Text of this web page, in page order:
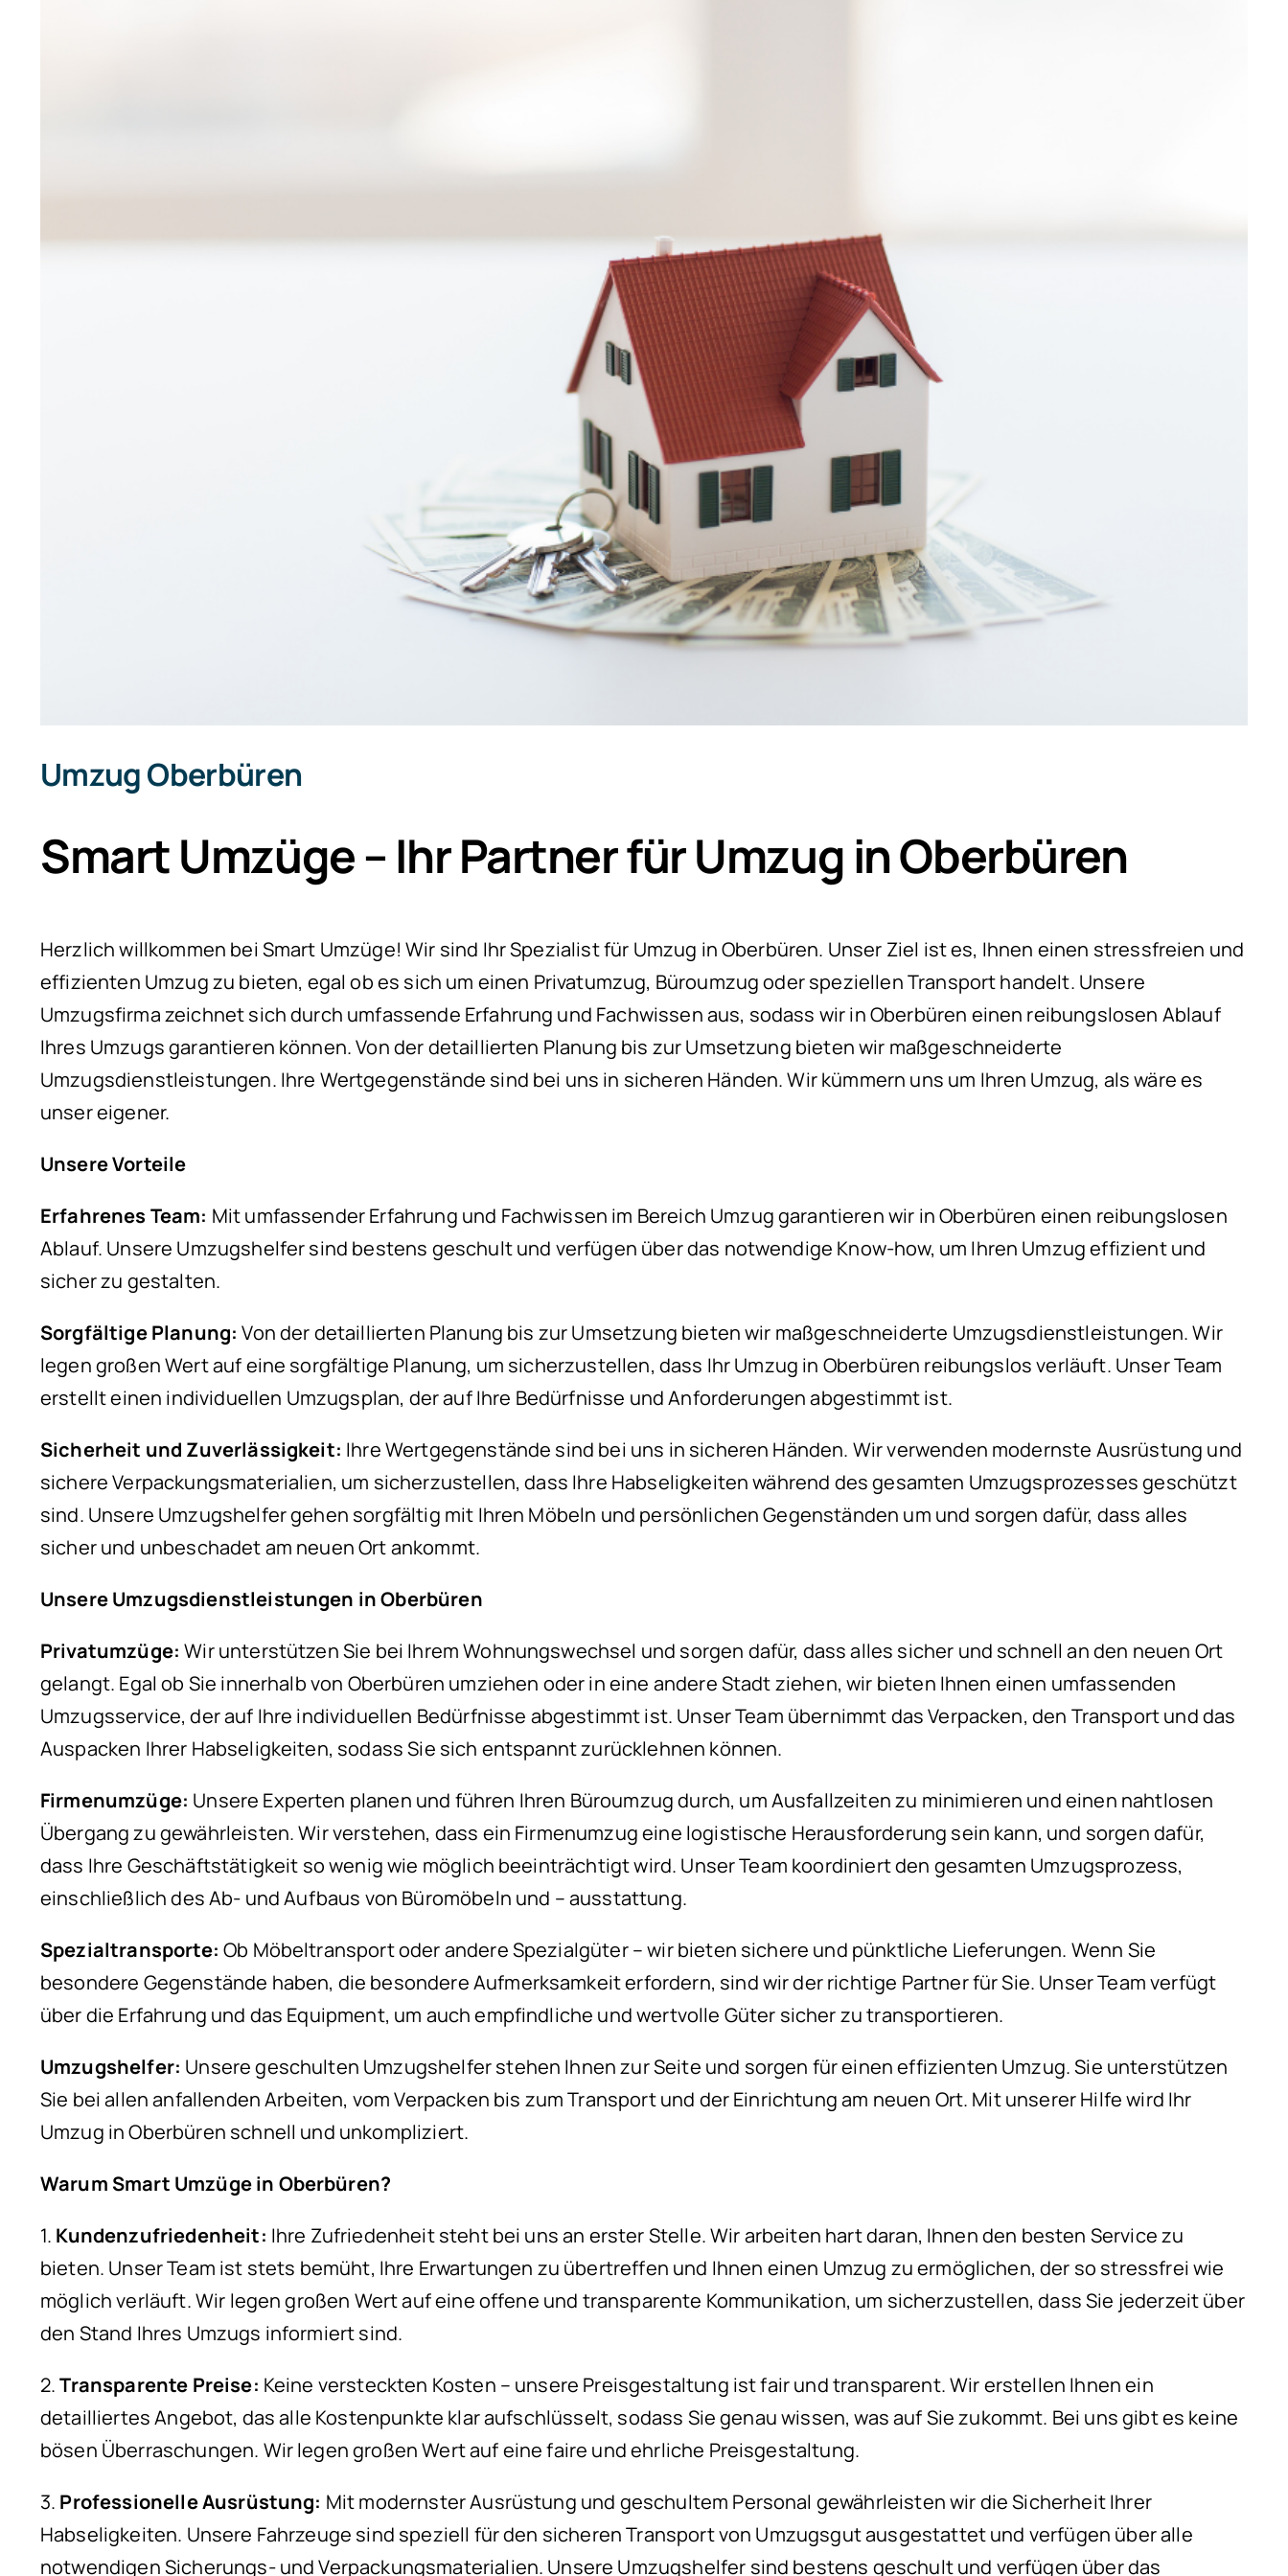
Umzug Oberbüren
Smart Umzüge – Ihr Partner für Umzug in Oberbüren
Herzlich willkommen bei Smart Umzüge! Wir sind Ihr Spezialist für Umzug in Oberbüren. Unser Ziel ist es, Ihnen einen stressfreien und
effizienten Umzug zu bieten, egal ob es sich um einen Privatumzug, Büroumzug oder speziellen Transport handelt. Unsere
Umzugsfirma zeichnet sich durch umfassende Erfahrung und Fachwissen aus, sodass wir in Oberbüren einen reibungslosen Ablauf
Ihres Umzugs garantieren können. Von der detaillierten Planung bis zur Umsetzung bieten wir maßgeschneiderte
Umzugsdienstleistungen. Ihre Wertgegenstände sind bei uns in sicheren Händen. Wir kümmern uns um Ihren Umzug, als wäre es
unser eigener.
Unsere Vorteile
Erfahrenes Team: Mit umfassender Erfahrung und Fachwissen im Bereich Umzug garantieren wir in Oberbüren einen reibungslosen
Ablauf. Unsere Umzugshelfer sind bestens geschult und verfügen über das notwendige Know-how, um Ihren Umzug effizient und
sicher zu gestalten.
Sorgfältige Planung: Von der detaillierten Planung bis zur Umsetzung bieten wir maßgeschneiderte Umzugsdienstleistungen. Wir
legen großen Wert auf eine sorgfältige Planung, um sicherzustellen, dass Ihr Umzug in Oberbüren reibungslos verläuft. Unser Team
erstellt einen individuellen Umzugsplan, der auf Ihre Bedürfnisse und Anforderungen abgestimmt ist.
Sicherheit und Zuverlässigkeit: Ihre Wertgegenstände sind bei uns in sicheren Händen. Wir verwenden modernste Ausrüstung und
sichere Verpackungsmaterialien, um sicherzustellen, dass Ihre Habseligkeiten während des gesamten Umzugsprozesses geschützt
sind. Unsere Umzugshelfer gehen sorgfältig mit Ihren Möbeln und persönlichen Gegenständen um und sorgen dafür, dass alles
sicher und unbeschadet am neuen Ort ankommt.
Unsere Umzugsdienstleistungen in Oberbüren
Privatumzüge: Wir unterstützen Sie bei Ihrem Wohnungswechsel und sorgen dafür, dass alles sicher und schnell an den neuen Ort
gelangt. Egal ob Sie innerhalb von Oberbüren umziehen oder in eine andere Stadt ziehen, wir bieten Ihnen einen umfassenden
Umzugsservice, der auf Ihre individuellen Bedürfnisse abgestimmt ist. Unser Team übernimmt das Verpacken, den Transport und das
Auspacken Ihrer Habseligkeiten, sodass Sie sich entspannt zurücklehnen können.
Firmenumzüge: Unsere Experten planen und führen Ihren Büroumzug durch, um Ausfallzeiten zu minimieren und einen nahtlosen
Übergang zu gewährleisten. Wir verstehen, dass ein Firmenumzug eine logistische Herausforderung sein kann, und sorgen dafür,
dass Ihre Geschäftstätigkeit so wenig wie möglich beeinträchtigt wird. Unser Team koordiniert den gesamten Umzugsprozess,
einschließlich des Ab- und Aufbaus von Büromöbeln und – ausstattung.
Spezialtransporte: Ob Möbeltransport oder andere Spezialgüter – wir bieten sichere und pünktliche Lieferungen. Wenn Sie
besondere Gegenstände haben, die besondere Aufmerksamkeit erfordern, sind wir der richtige Partner für Sie. Unser Team verfügt
über die Erfahrung und das Equipment, um auch empfindliche und wertvolle Güter sicher zu transportieren.
Umzugshelfer: Unsere geschulten Umzugshelfer stehen Ihnen zur Seite und sorgen für einen effizienten Umzug. Sie unterstützen
Sie bei allen anfallenden Arbeiten, vom Verpacken bis zum Transport und der Einrichtung am neuen Ort. Mit unserer Hilfe wird Ihr
Umzug in Oberbüren schnell und unkompliziert.
Warum Smart Umzüge in Oberbüren?
1. Kundenzufriedenheit: Ihre Zufriedenheit steht bei uns an erster Stelle. Wir arbeiten hart daran, Ihnen den besten Service zu
bieten. Unser Team ist stets bemüht, Ihre Erwartungen zu übertreffen und Ihnen einen Umzug zu ermöglichen, der so stressfrei wie
möglich verläuft. Wir legen großen Wert auf eine offene und transparente Kommunikation, um sicherzustellen, dass Sie jederzeit über
den Stand Ihres Umzugs informiert sind.
2.Transparente Preise: Keine versteckten Kosten – unsere Preisgestaltung ist fair und transparent. Wir erstellen Ihnen ein
detailliertes Angebot, das alle Kostenpunkte klar aufschlüsselt, sodass Sie genau wissen, was auf Sie zukommt. Bei uns gibt es keine
bösen Überraschungen. Wir legen großen Wert auf eine faire und ehrliche Preisgestaltung.
3. Professionelle Ausrüstung: Mit modernster Ausrüstung und geschultem Personal gewährleisten wir die Sicherheit Ihrer
Habseligkeiten. Unsere Fahrzeuge sind speziell für den sicheren Transport von Umzugsgut ausgestattet und verfügen über alle
notwendigen Sicherungs- und Verpackungsmaterialien. Unsere Umzugshelfer sind bestens geschult und verfügen über das